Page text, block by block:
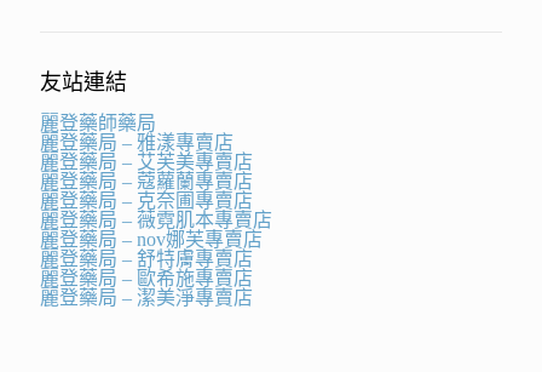
友站連結
麗登藥師藥局
麗登藥局 – 雅漾專賣店
麗登藥局 – 艾芙美專賣店
麗登藥局 – 蔻蘿蘭專賣店
麗登藥局 – 克奈圃專賣店
麗登藥局 – 薇霓肌本專賣店
麗登藥局 – nov娜芙專賣店
麗登藥局 – 舒特膚專賣店
麗登藥局 – 歐希施專賣店
麗登藥局 – 潔美淨專賣店